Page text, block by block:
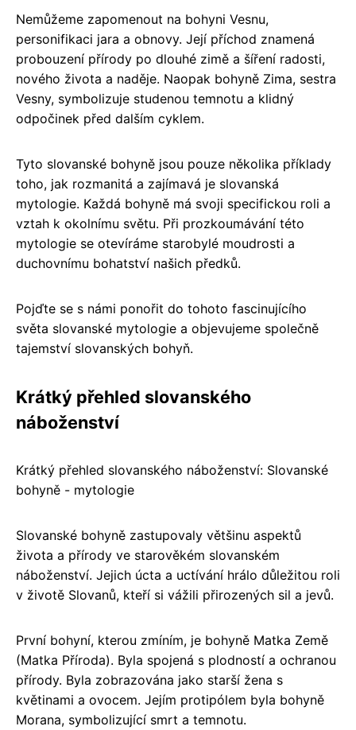
Nemůžeme zapomenout na bohyni Vesnu,
personifikaci jara a obnovy. Její příchod znamená
probouzení přírody po dlouhé zimě a šíření radosti,
nového života a naděje. Naopak bohyně Zima, sestra
Vesny, symbolizuje studenou temnotu a klidný
odpočinek před dalším cyklem.
Tyto slovanské bohyně jsou pouze několika příklady
toho, jak rozmanitá a zajímavá je slovanská
mytologie. Každá bohyně má svoji specifickou roli a
vztah k okolnímu světu. Při prozkoumávání této
mytologie se otevíráme starobylé moudrosti a
duchovnímu bohatství našich předků.
Pojďte se s námi ponořit do tohoto fascinujícího
světa slovanské mytologie a objevujeme společně
tajemství slovanských bohyň.
Krátký přehled slovanského
náboženství
Krátký přehled slovanského náboženství: Slovanské
bohyně - mytologie
Slovanské bohyně zastupovaly většinu aspektů
života a přírody ve starověkém slovanském
náboženství. Jejich úcta a uctívání hrálo důležitou roli
v životě Slovanů, kteří si vážili přirozených sil a jevů.
První bohyní, kterou zmíním, je bohyně Matka Země
(Matka Příroda). Byla spojená s plodností a ochranou
přírody. Byla zobrazována jako starší žena s
květinami a ovocem. Jejím protipólem byla bohyně
Morana, symbolizující smrt a temnotu.